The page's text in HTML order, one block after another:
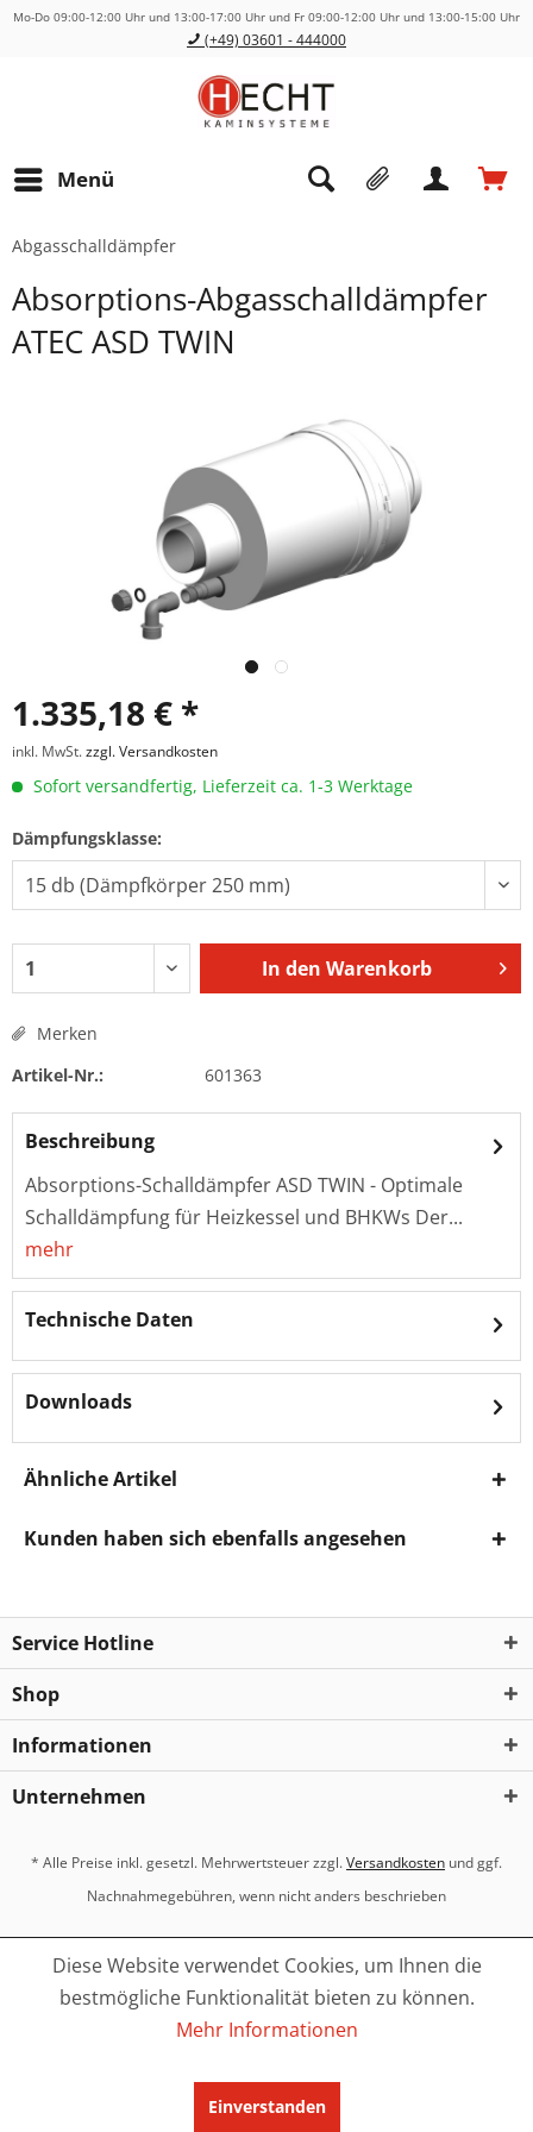
Mo-Do 09:00-12:00 Uhr und 13:00-17:00 Uhr und Fr 09:00-12:00 Uhr und 13:00-15:00 Uhr
(+49) 03601 - 444000
Menü
Abgasschalldämpfer
Absorptions-Abgasschalldämpfer
ATEC ASD TWIN
1.335,18 € *
inkl. MwSt.zzgl. Versandkosten
Sofort versandfertig, Lieferzeit ca. 1-3 Werktage
Dämpfungsklasse:
In den Warenkorb
Merken
Artikel-Nr.:
601363
Beschreibung
Absorptions-Schalldämpfer ASD TWIN - Optimale
Schalldämpfung für Heizkessel und BHKWs Der...
mehr
Technische Daten
Downloads
Ähnliche Artikel
Kunden haben sich ebenfalls angesehen
Service Hotline
Shop
Informationen
Unternehmen
* Alle Preise inkl. gesetzl. Mehrwertsteuer zzgl.Versandkosten und ggf.
Nachnahmegebühren, wenn nicht anders beschrieben
Diese Website verwendet Cookies, um Ihnen die
bestmögliche Funktionalität bieten zu können.
Mehr Informationen
Einverstanden